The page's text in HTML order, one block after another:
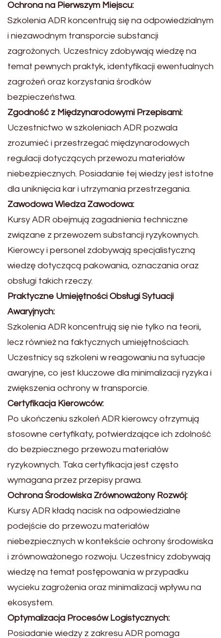
Ochrona na Pierwszym Miejscu:
Szkolenia ADR koncentrują się na odpowiedzialnym
i niezawodnym transporcie substancji
zagrożonych. Uczestnicy zdobywają wiedzę na
temat pewnych praktyk, identyfikacji ewentualnych
zagrożeń oraz korzystania środków
bezpieczeństwa.
Zgodność z Międzynarodowymi Przepisami:
Uczestnictwo w szkoleniach ADR pozwala
zrozumieć i przestrzegać międzynarodowych
regulacji dotyczących przewozu materiałów
niebezpiecznych. Posiadanie tej wiedzy jest istotne
dla uniknięcia kar i utrzymania przestrzegania.
Zawodowa Wiedza Zawodowa:
Kursy ADR obejmują zagadnienia techniczne
związane z przewozem substancji ryzykownych.
Kierowcy i personel zdobywają specjalistyczną
wiedzę dotyczącą pakowania, oznaczania oraz
obsługi takich rzeczy.
Praktyczne Umiejętności Obsługi Sytuacji
Awaryjnych:
Szkolenia ADR koncentrują się nie tylko na teorii,
lecz również na faktycznych umiejętnościach.
Uczestnicy są szkoleni w reagowaniu na sytuacje
awaryjne, co jest kluczowe dla minimalizacji ryzyka i
zwiększenia ochrony w transporcie.
Certyfikacja Kierowców:
Po ukończeniu szkoleń ADR kierowcy otrzymują
stosowne certyfikaty, potwierdzające ich zdolność
do bezpiecznego przewozu materiałów
ryzykownych. Taka certyfikacja jest często
wymagana przez przepisy prawa.
Ochrona Środowiska Zrównoważony Rozwój:
Kursy ADR kładą nacisk na odpowiedzialne
podejście do przewozu materiałów
niebezpiecznych w kontekście ochrony środowiska
i zrównoważonego rozwoju. Uczestnicy zdobywają
wiedzę na temat postępowania w przypadku
wycieku zagrożenia oraz minimalizacji wpływu na
ekosystem.
Optymalizacja Procesów Logistycznych:
Posiadanie wiedzy z zakresu ADR pomaga